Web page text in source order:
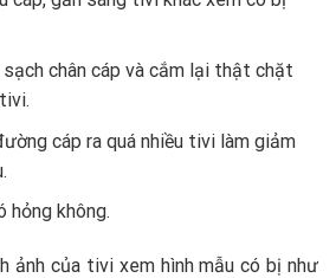
sạch chân cáp và cắm lại thật chặt
cáp ra quá nhiều tivi làm giảm
hỏng không.
ảnh của tivi xem hình mẫu có bị như